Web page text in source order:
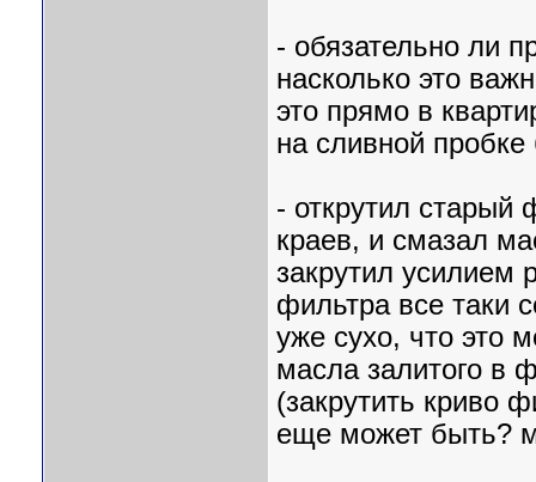
- обязательно ли
насколько это
это прямо в
на сливной
- открутил старый
краев, и смазал
закрутил усилием
фильтра все таки
уже сухо, что это
масла залитого в
(закрутить криво
еще может быть?